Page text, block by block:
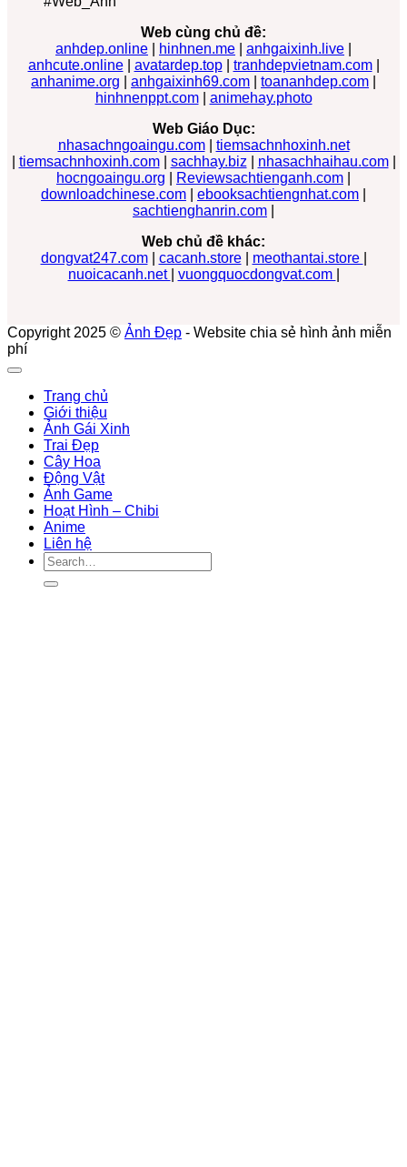
Web cùng chủ đề:
anhdep.online
hinhnen.me anhgaixinh.live
anhcute.online| avatardep.top| tranhdepvietnam.com|
anhanime.org
anhgaixinh69.com toananhdep.com
hinhnenppt.com| animehay.photo
Web Giáo Dục:
nhasachngoaingu.com| tiemsachnhoxinh.net
tiemsachnhoxinh.com| sachhay.biz nhasachhaihau.com|
hocngoaingu.org
Reviewsachtienganh.com
downloadchinese.com
ebooksachtiengnhat.com
sachtienghanrin.com
Web chủ đề khác:
dongvat247.com| cacanh.store| meothantai.store
nuoicacanh.net
vuongquocdongvat.com
Copyright 2025 © Ảnh Đẹp - Website chia sẻ hình ảnh miễn
phí
Trang chủ
Giới thiệu
Ảnh Gái Xinh
Trai Đẹp
Cây Hoa
Động Vật
Ảnh Game
Hoạt Hình – Chibi
Anime
Liên hệ